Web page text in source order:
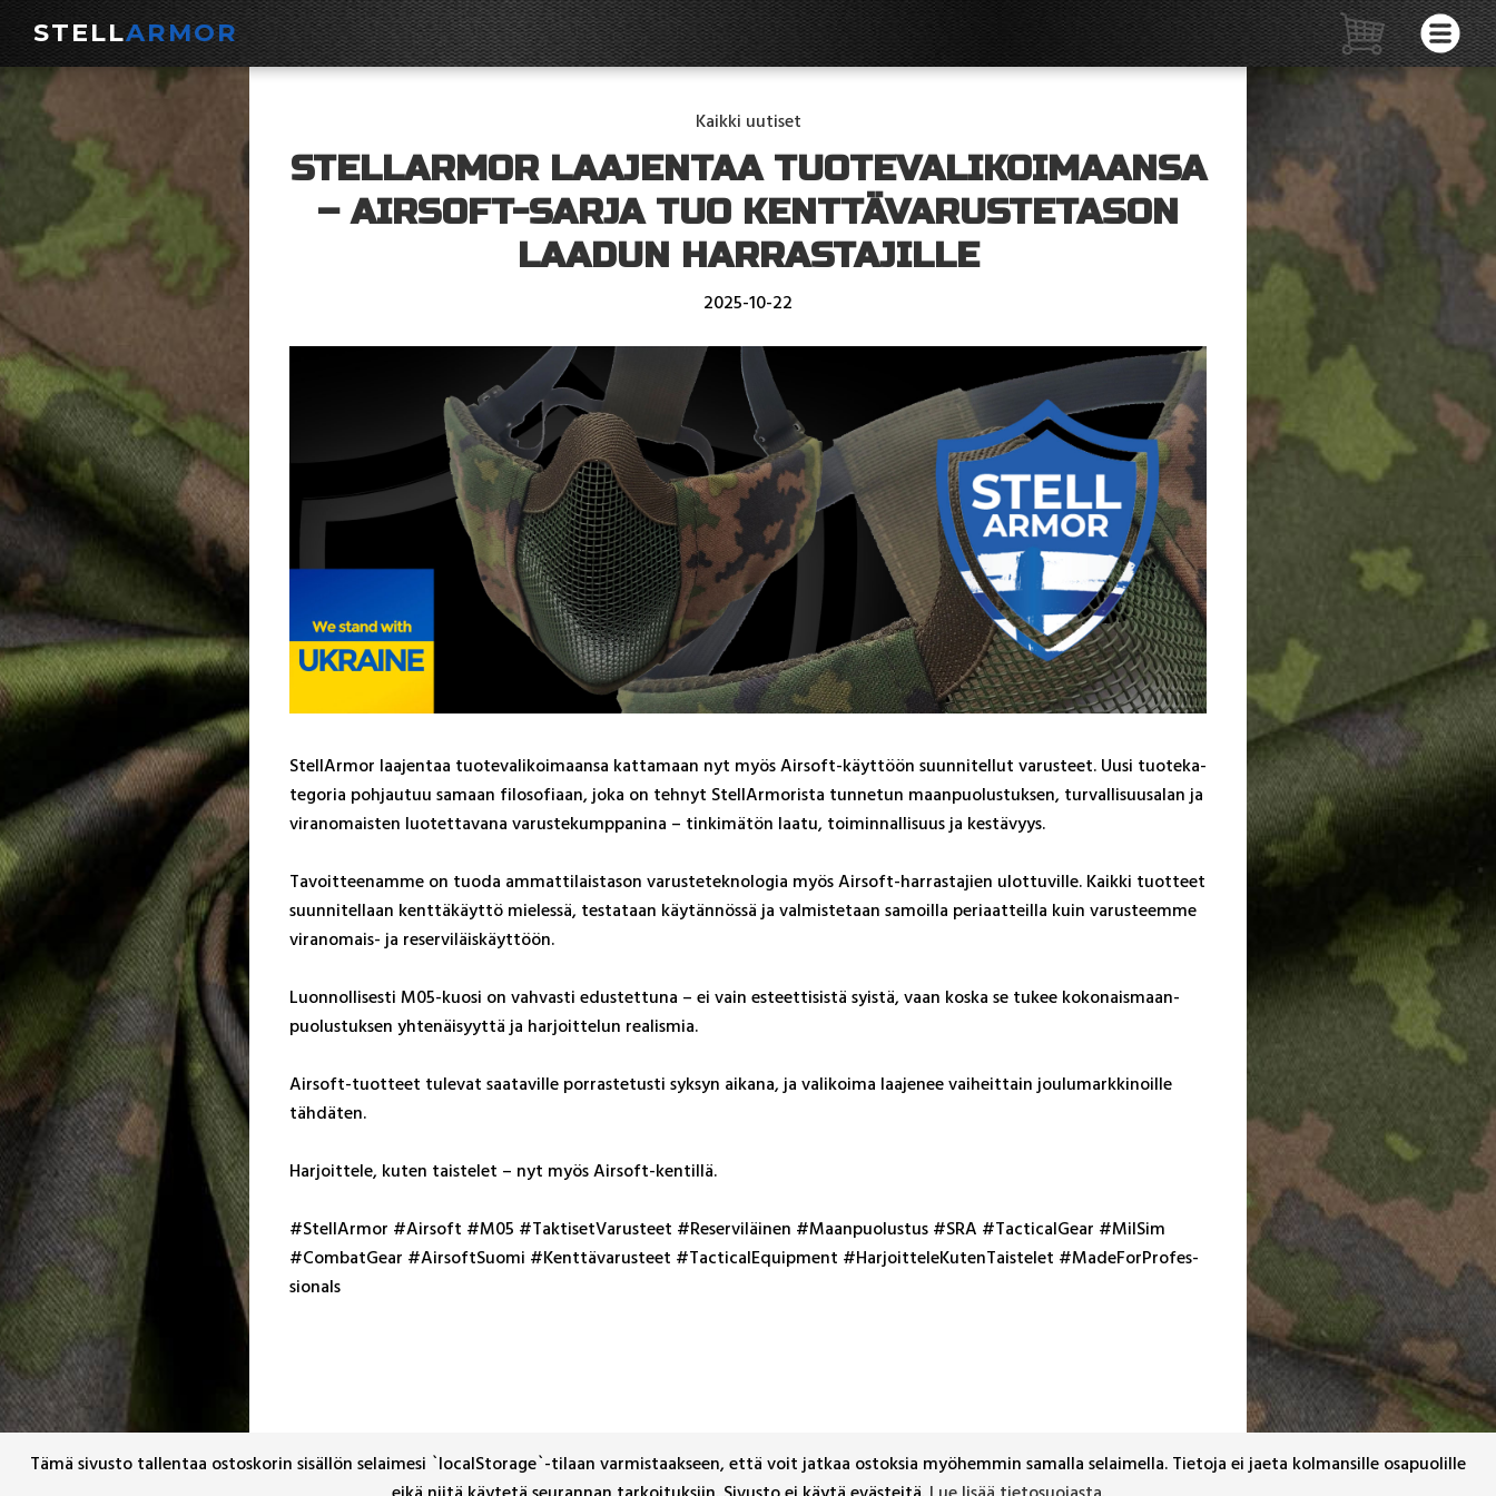
STELLARMOR
Tämä sivusto tallentaa ostoskorin sisällön selaimesi `localStorage`-tilaan varmistaakseen, että voit jatkaa ostoksia myöhemmin samalla selaimella. Tietoja ei jaeta kolmansille osapuolille
Kaikki uutiset
STELLARMOR LAAJENTAA TUOTEVALIKOIMAANSA
– AIRSOFT-SARJA TUO KENTTÄVARUSTETASON
LAADUN HARRASTAJILLE
2025-10-22
Stel­lAr­mor laa­jen­taa tuo­te­va­li­koi­maan­sa kat­ta­maan nyt myös Air­soft-käyt­töön suun­ni­tel­lut va­rus­teet. Uu­si tuo­te­ka­
te­go­ria poh­jau­tuu sa­maan fi­lo­so­fiaan, jo­ka on teh­nyt Stel­lAr­mo­ris­ta tun­ne­tun maan­puo­lus­tuk­sen, tur­val­li­suu­sa­lan ja
vi­ra­no­mais­ten luo­tet­ta­va­na va­rus­te­kump­pa­ni­na – tin­ki­mä­tön laa­tu, toi­min­nal­li­suus ja kes­tä­vyys.
Ta­voit­tee­nam­me on tuo­da am­mat­ti­lais­ta­son va­rus­te­tek­no­lo­gia myös Air­soft-har­ras­ta­jien ulot­tu­vil­le. Kaik­ki tuot­teet
suun­ni­tel­laan kent­tä­käyt­tö mie­les­sä, tes­ta­taan käy­tän­nös­sä ja val­mis­te­taan sa­moil­la pe­riaat­teil­la kuin va­rus­teem­me
vi­ra­no­mais- ja re­ser­vi­läis­käyt­töön.
Luon­nol­li­ses­ti M05-kuo­si on vah­vas­ti edus­tet­tu­na – ei vain es­teet­ti­sis­tä syis­tä, vaan kos­ka se tu­kee ko­ko­nais­maan­
puo­lus­tuk­sen yh­te­näi­syyt­tä ja har­joit­te­lun rea­lis­mia.
Air­soft-tuot­teet tu­le­vat saa­ta­vil­le por­ras­te­tus­ti syk­syn ai­ka­na, ja va­li­koi­ma laa­je­nee vai­heit­tain jou­lu­mark­ki­noil­le
täh­dä­ten.
Har­joit­te­le, ku­ten tais­te­let – nyt myös Air­soft-ken­til­lä.
#Stel­lAr­mor #Air­soft #M05 #Tak­ti­set­Va­rus­teet #Re­ser­vi­läi­nen #Maan­puo­lus­tus #SRA #Tac­ti­cal­Gear #Mil­Sim
#Com­bat­Gear #Air­soft­Suo­mi #Kent­tä­va­rus­teet #Tac­ti­ca­lE­quip­ment #Har­joit­te­le­Ku­ten­Tais­te­let #Ma­de­ForP­ro­fes­
sio­nals